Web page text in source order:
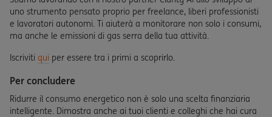
uno strumento pensato proprio per freelance, liberi professionisti
e lavoratori autonomi. Ti aiuterà a monitorare non solo i consumi,
ma anche le emissioni di gas serra della tua attività.
Iscriviti qui per essere tra i primi a scoprirlo.
Per concludere
Ridurre il consumo energetico non è solo una scelta finanziaria
intelligente. Dimostra anche ai tuoi clienti e colleghi che hai cura